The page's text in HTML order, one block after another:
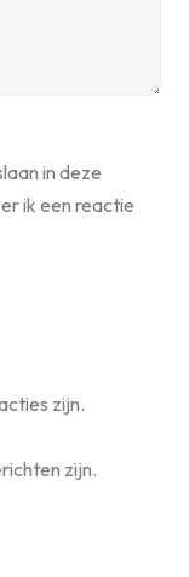
in deze
ik een reactie
zijn.
zijn.